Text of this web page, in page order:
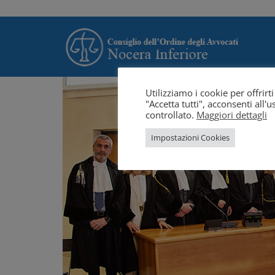
Utilizziamo i cookie per
"Accetta tutti", acconsenti
controllato. Maggiori dettagli
Impostazioni Cookies